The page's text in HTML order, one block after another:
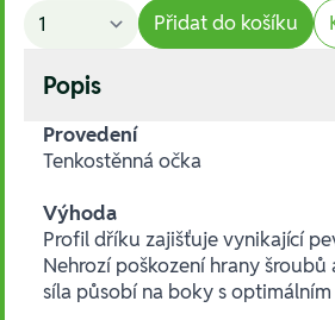
Přidat do košíku
Popis
Provedení
Tenkostěnná očka
Výhoda
Profil dříku zajišťuje vynikající
Nehrozí poškození hrany
síla působí na boky s